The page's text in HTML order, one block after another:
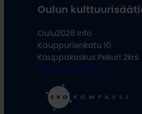
Oulun
Oulu2026 Info
Kauppurienkatu 10
Kauppakeskus Pekuri 2krs
info@oulu2026.eu